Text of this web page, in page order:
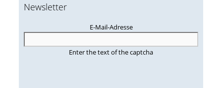
Newsletter
E-Mail-Adresse
Enter the text of the captcha